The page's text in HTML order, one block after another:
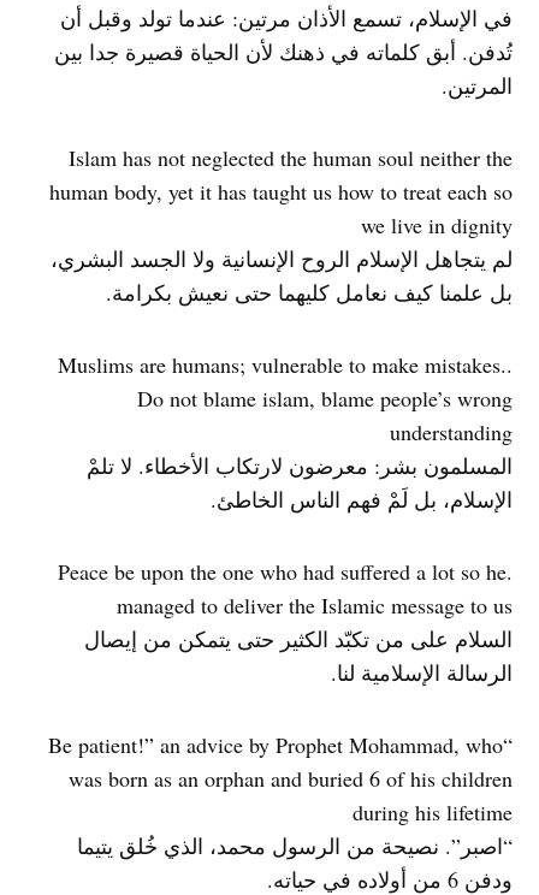
في الإسلام، تسمع الأذان مرتين: عندما تولد وقبل أن
تُدفن. أبق كلماته في ذهنك لأن الحياة قصيرة جدا بين
المرتين.
Islam has not neglected the human soul neither the
human body, yet it has taught us how to treat each so
we live in dignity
لم يتجاهل الإسلام الروح الإنسانية ولا الجسد البشري،
بل علمنا كيف نعامل كليهما حتى نعيش بكرامة.
.Muslims are humans; vulnerable to make mistakes.
Do not blame islam, blame people’s wrong
understanding
المسلمون بشر: معرضون لارتكاب الأخطاء. لا تلمْ
الإسلام، بل لَمْ فهم الناس الخاطئ.
.Peace be upon the one who had suffered a lot so he
managed to deliver the Islamic message to us
السلام على من تكبّد الكثير حتى يتمكن من إيصال
الرسالة الإسلامية لنا.
“Be patient!” an advice by Prophet Mohammad, who
was born as an orphan and buried 6 of his children
during his lifetime
“اصبر”. نصيحة من الرسول محمد، الذي خُلق يتيما
ودفن 6 من أولاده في حياته.